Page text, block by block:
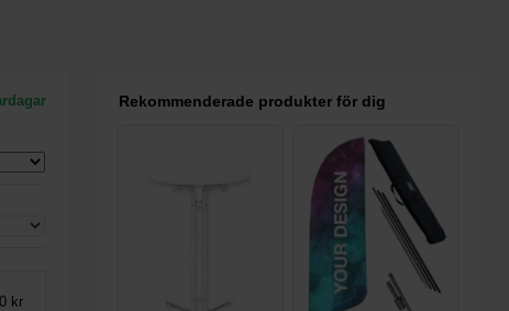
kr
Rekommenderade produkter för dig